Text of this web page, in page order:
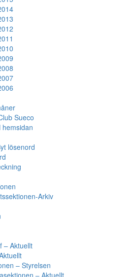
Sueco
hemsidan
lösenord
Arkiv
– Aktuellt
– Styrelsen